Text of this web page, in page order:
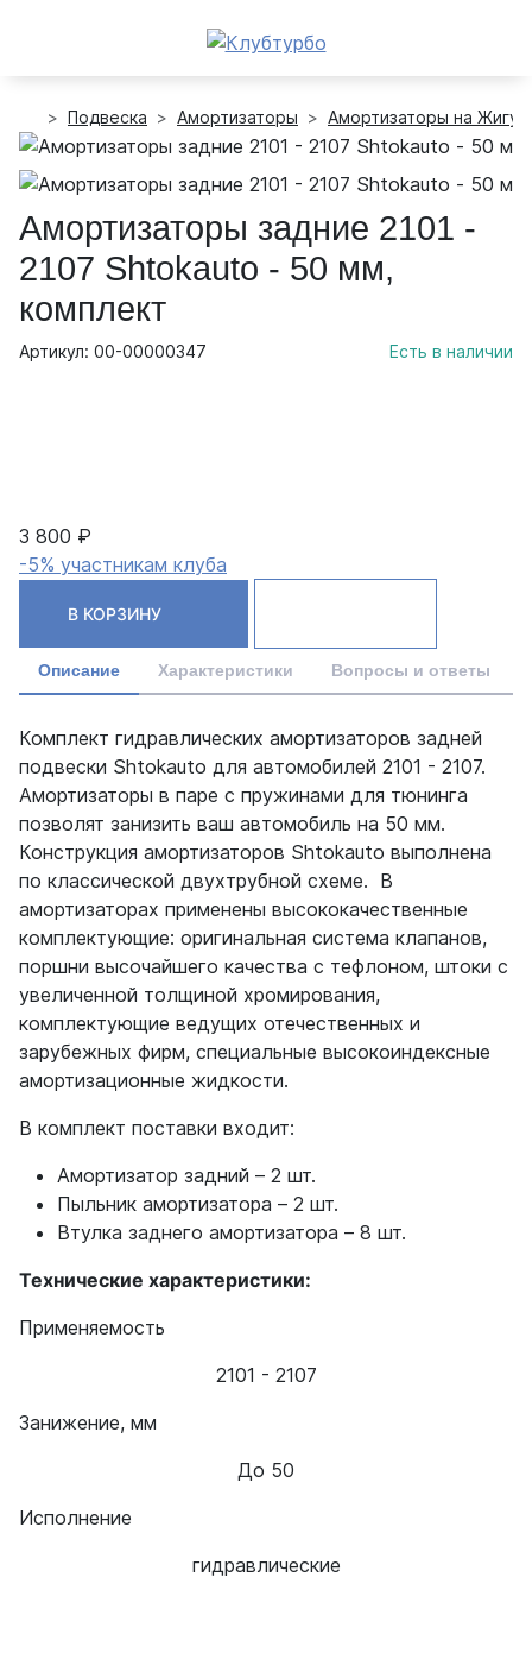
Подвеска Амортизаторы Амортизаторы на
Амортизаторы задние 2101 -
2107 Shtokauto - 50 мм,
комплект
Артикул: 00-00000347 Есть в наличии
3 800 ₽
-5% участникам клуба
В КОРЗИНУ
Описание Характеристики Вопросы и ответы
Комплект гидравлических амортизаторов задней
подвески Shtokauto для автомобилей 2101 - 2107.
Амортизаторы в паре с пружинами для тюнинга
позволят занизить ваш автомобиль на 50 мм.
Конструкция амортизаторов Shtokauto выполнена
по классической двухтрубной схеме. В
амортизаторах применены высококачественные
комплектующие: оригинальная система клапанов,
поршни высочайшего качества с тефлоном, штоки с
увеличенной толщиной хромирования,
комплектующие ведущих отечественных и
зарубежных фирм, специальные высокоиндексные
амортизационные жидкости.
В комплект поставки входит:
Амортизатор задний – 2 шт.
Пыльник амортизатора – 2 шт.
Втулка заднего амортизатора – 8 шт.
Технические характеристики:
Применяемость
2101 - 2107
Занижение, мм
До 50
Исполнение
гидравлические